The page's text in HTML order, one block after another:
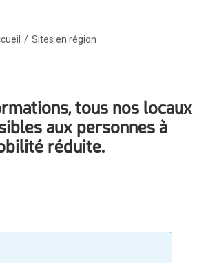
Sites en région
tous nos locaux
aux personnes à
réduite.